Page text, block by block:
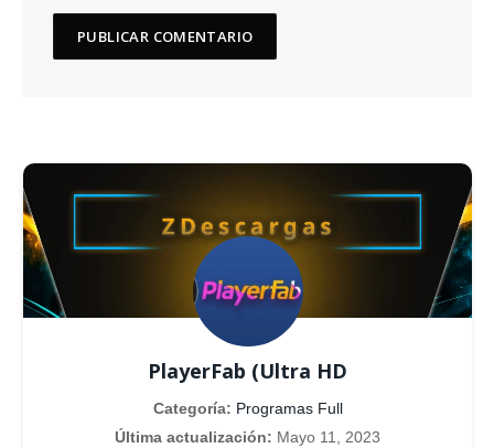
PlayerFab (Ultra HD
Categoría: Programas Full
Última actualización: Mayo 11, 2023